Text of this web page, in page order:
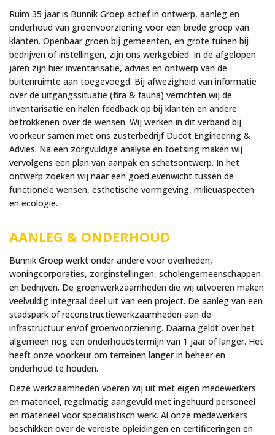
Ruim 35 jaar is Bunnik Groep actief in ontwerp, aanleg en
onderhoud van groenvoorziening voor een brede groep van
klanten. Openbaar groen bij gemeenten, en grote tuinen bij
bedrijven of instellingen, zijn ons werkgebied. In de afgelopen
jaren zijn hier inventarisatie, advies en ontwerp van de
buitenruimte aan toegevoegd. Bij afwezigheid van informatie
over de uitgangssituatie (flora & fauna) verrichten wij de
inventarisatie en halen feedback op bij klanten en andere
betrokkenen over de wensen. Wij werken in dit verband bij
voorkeur samen met ons zusterbedrijf Ducot Engineering &
Advies. Na een zorgvuldige analyse en toetsing maken wij
vervolgens een plan van aanpak en schetsontwerp. In het
ontwerp zoeken wij naar een goed evenwicht tussen de
functionele wensen, esthetische vormgeving, milieuaspecten
en ecologie.
AANLEG & ONDERHOUD
Bunnik Groep werkt onder andere voor overheden,
woningcorporaties, zorginstellingen, scholengemeenschappen
en bedrijven. De groenwerkzaamheden die wij uitvoeren maken
veelvuldig integraal deel uit van een project. De aanleg van een
stadspark of reconstructiewerkzaamheden aan de
infrastructuur en/of groenvoorziening. Daarna geldt over het
algemeen nog een onderhoudstermijn van 1 jaar of langer. Het
heeft onze voorkeur om terreinen langer in beheer en
onderhoud te houden.
Deze werkzaamheden voeren wij uit met eigen medewerkers
en materieel, regelmatig aangevuld met ingehuurd personeel
en materieel voor specialistisch werk. Al onze medewerkers
beschikken over de vereiste opleidingen en certificeringen en